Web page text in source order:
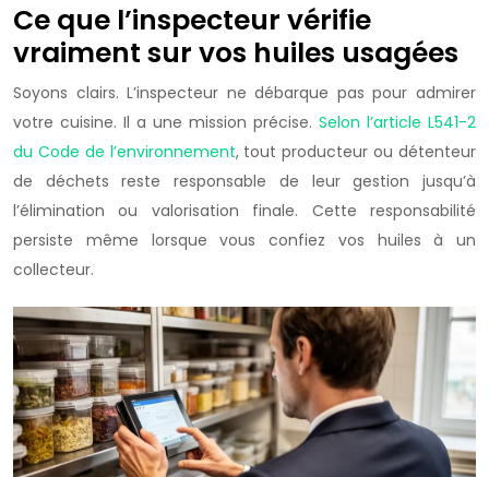
Ce que l’inspecteur vérifie
vraiment sur vos huiles usagées
Soyons clairs. L’inspecteur ne débarque pas pour admirer
votre cuisine. Il a une mission précise. Selon l’article L541-2
du Code de l’environnement, tout producteur ou détenteur
de déchets reste responsable de leur gestion jusqu’à
l’élimination ou valorisation finale. Cette responsabilité
persiste même lorsque vous confiez vos huiles à un
collecteur.